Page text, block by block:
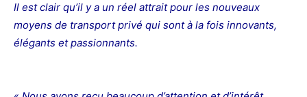
Il est clair qu’il y a un réel attrait pour les nouveaux
moyens de transport privé qui sont à la fois innovants,
élégants et passionnants.